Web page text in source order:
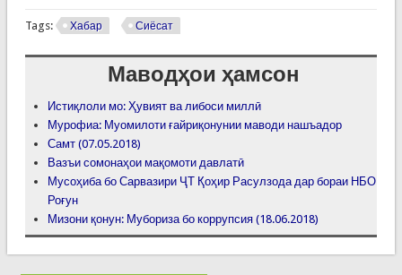
Tags: Хабар Сиёсат
Маводҳои ҳамсон
Истиқлоли мо: Ҳувият ва либоси миллӣ
Мурофиа: Муомилоти ғайриқонунии маводи нашъадор
Самт (07.05.2018)
Вазъи сомонаҳои мақомоти давлатӣ
Мусоҳиба бо Сарвазири ҶТ Қоҳир Расулзода дар бораи НБО
Роғун
Мизони қонун: Мубориза бо коррупсия (18.06.2018)